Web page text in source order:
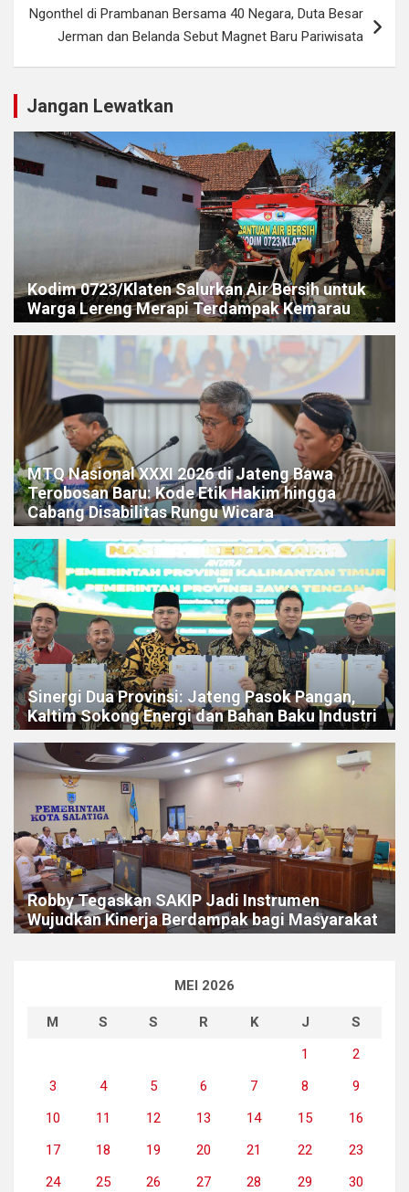
Ngonthel di Prambanan Bersama 40 Negara, Duta Besar
Jerman dan Belanda Sebut Magnet Baru Pariwisata
Jangan Lewatkan
Kodim 0723/Klaten Salurkan Air Bersih untuk
Warga Lereng Merapi Terdampak Kemarau
MTQ Nasional XXXI 2026 di Jateng Bawa
Terobosan Baru: Kode Etik Hakim hingga
Cabang Disabilitas Rungu Wicara
Sinergi Dua Provinsi: Jateng Pasok Pangan,
Kaltim Sokong Energi dan Bahan Baku Industri
Robby Tegaskan SAKIP Jadi Instrumen
Wujudkan Kinerja Berdampak bagi Masyarakat
MEI 2026
M S S R K J
S
1
2
3
4 5 6 7 8
9
10
11 12 13 14 15
16
17
18 19 20 21 22
23
24
25 26 27 28 29
30